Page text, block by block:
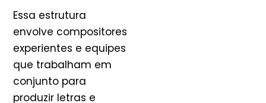
Essa estrutura
envolve compositores
experientes e equipes
que trabalham em
conjunto para
produzir letras e